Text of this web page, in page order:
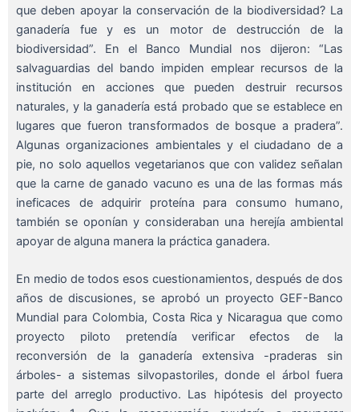
que deben apoyar la conservación de la biodiversidad? La
ganadería fue y es un motor de destrucción de la
biodiversidad”. En el Banco Mundial nos dijeron: “Las
salvaguardias del bando impiden emplear recursos de la
institución en acciones que pueden destruir recursos
naturales, y la ganadería está probado que se establece en
lugares que fueron transformados de bosque a pradera”.
Algunas organizaciones ambientales y el ciudadano de a
pie, no solo aquellos vegetarianos que con validez señalan
que la carne de ganado vacuno es una de las formas más
ineficaces de adquirir proteína para consumo humano,
también se oponían y consideraban una herejía ambiental
apoyar de alguna manera la práctica ganadera.
En medio de todos esos cuestionamientos, después de dos
años de discusiones, se aprobó un proyecto GEF-Banco
Mundial para Colombia, Costa Rica y Nicaragua que como
proyecto piloto pretendía verificar efectos de la
reconversión de la ganadería extensiva -praderas sin
árboles- a sistemas silvopastoriles, donde el árbol fuera
parte del arreglo productivo. Las hipótesis del proyecto